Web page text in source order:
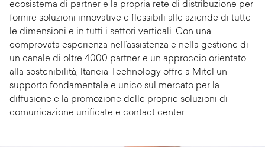
ecosistema di partner e la propria rete di distribuzione per
fornire soluzioni innovative e flessibili alle aziende di tutte
le dimensioni e in tutti i settori verticali. Con una
comprovata esperienza nell’assistenza e nella gestione di
un canale di oltre 4000 partner e un approccio orientato
alla sostenibilità, Itancia Technology offre a Mitel un
supporto fondamentale e unico sul mercato per la
diffusione e la promozione delle proprie soluzioni di
comunicazione unificate e contact center.